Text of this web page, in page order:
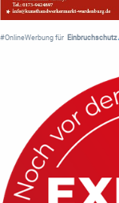
#OnlineWerbung für Einbruchschutz